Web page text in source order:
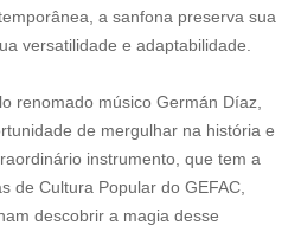
a sanfona preserva sua
versatilidade e adaptabilidade.
renomado músico Germán Díaz,
de mergulhar na história e
instrumento, que tem a
de Cultura Popular do GEFAC,
descobrir a magia desse